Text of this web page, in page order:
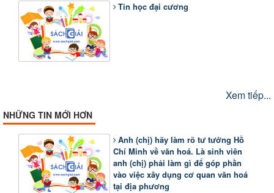
Tin học đại cương
Xem tiếp...
NHỮNG TIN MỚI HƠN
Anh (chị) hãy làm rõ tư tưởng Hồ
Chí Minh về văn hoá. Là sinh viên
anh (chị) phải làm gì để góp phần
vào việc xây dụng cơ quan văn hoá
tại địa phương